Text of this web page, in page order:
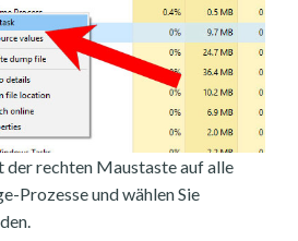
der rechten Maustaste auf alle
Prozesse und wählen Sie